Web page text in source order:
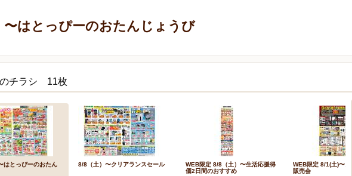
〜はとっぴーのおたんじょうび
チラシ 11枚
はとっぴーのおたん
8/8（土）〜クリアランスセール
WEB限定 8/8（土）〜生活応援得
価2日間のおすすめ
WEB限定 8/1(土)〜お
販売会